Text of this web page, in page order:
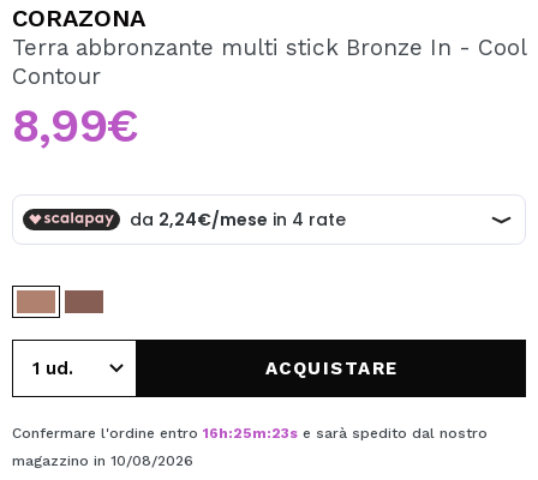
Creando un account su Maquibeauty.it potrai fare i tuoi
acquisti velocemente, controllare lo stato dei tuoi ordini e
CORAZONA
Terra abbronzante multi stick Bronze In - Cool
Contour
8,99€
ACQUISTARE
Confermare l'ordine entro 16h:25m:23s e sarà spedito dal nostro
magazzino in 10/08/2026